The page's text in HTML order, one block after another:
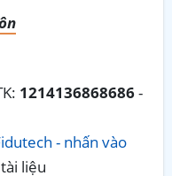
1214136868686-
- nhấn vào
liệu